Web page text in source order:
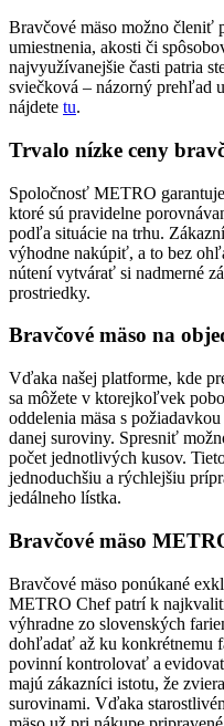
Bravčové mäso možno
umiestnenia, akosti či
najvyužívanejšie časti patria
sviečková – názorný prehľad
nájdete tu.
Trvalo nízke ceny
Spoločnosť METRO
ktoré sú pravidelne
podľa situácie na trhu.
výhodne nakúpiť, a to bez
nútení vytvárať si nadmerné
prostriedky.
Bravčové mäso na
Vďaka našej platforme, kde
sa môžete v ktorejkoľvek
oddelenia mäsa s
danej suroviny. Spresniť
počet jednotlivých kusov.
jednoduchšiu a rýchlejšiu
jedálneho lístka.
Bravčové mäso
Bravčové mäso ponúkané
METRO Chef patrí k
výhradne zo slovenských
dohľadať až ku konkrétnemu
povinní kontrolovať a
majú zákazníci istotu, že
surovinami. Vďaka